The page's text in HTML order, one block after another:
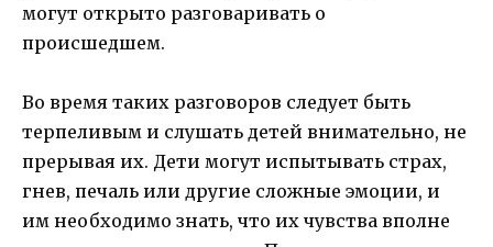
могут открыто разговаривать о
происшедшем.
Во время таких разговоров следует быть
терпеливым и слушать детей внимательно, не
прерывая их. Дети могут испытывать страх,
гнев, печаль или другие сложные эмоции, и
им необходимо знать, что их чувства вполне